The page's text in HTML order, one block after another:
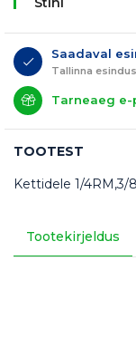
Saadaval
Tallinna
Tarneaeg e-
TOOTEST
Kettidele 1/
Tootekirjeldus